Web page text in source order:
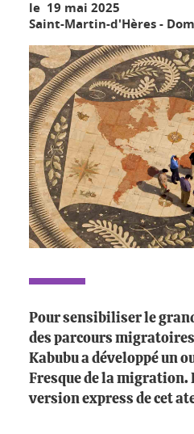
le 19 mai 2025
Saint-Martin-d'Hères -
Pour sensibiliser le
des parcours
Kabubu a développé un
Fresque de la migration.
version express de cet